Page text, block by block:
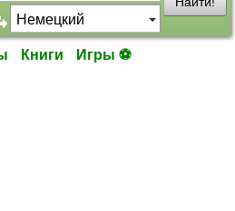
Книги Игры ⚽